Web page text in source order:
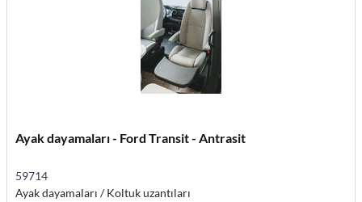
Ayak dayamaları - Ford Transit - Antrasit
59714
Ayak dayamaları / Koltuk uzantıları